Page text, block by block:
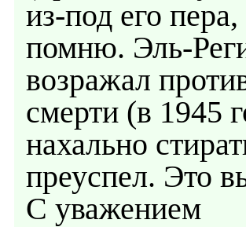
из-под его
помню. Эль-
возражал
смерти (в 1945
нахально
преуспел. Это
С уважением